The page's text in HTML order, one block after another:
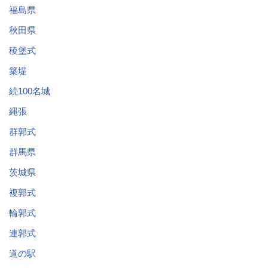
福島県
秋田県
稜堡式
築堤
続100名城
縄張
群郭式
群馬県
茨城県
複郭式
輪郭式
連郭式
道の駅